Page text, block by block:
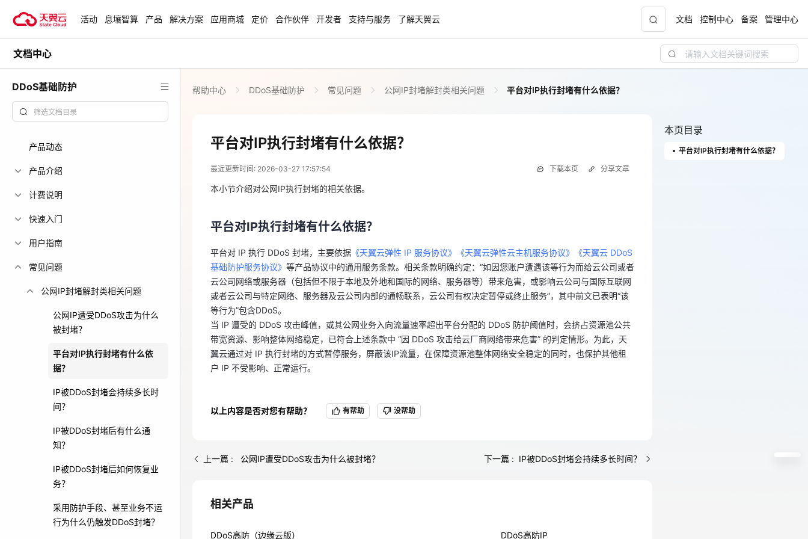
试用，产品折扣等，助您降本增
安全隔离版OpenClaw NEW 聚力AI赋能 天翼云大模型专项 青云志云端助力计划
企业出海解决方案
助力您的业务扬帆出海，通达全球！
天翼云信创专区
“一云多芯、一云多态”,国产化软件全面适配，
国家云助力中小企业腾飞，高额上云补贴重磅
爆款云主机全场特惠，2核4G只要1.8折起！
免费活动
免费试用中心
多款云产品免费试用，快来开启云上之旅 您的洞察，重塑科技边界
活动 息壤智算 产品 解决方案 应用商城 定价 合作伙伴 开发者 支持与服务 了解天翼云 文档 控制中心 备案 管理中心
文档中心
DDoS基础防护
产品动态
产品介绍
计费说明
快速入门
用户指南
常见问题
公网IP封堵解封类相关问题
公网IP遭受DDoS攻击为什么
被封堵？
平台对IP执行封堵有什么依
据？
IP被DDoS封堵会持续多长时
间？
IP被DDoS封堵后有什么通
知？
IP被DDoS封堵后如何恢复业
务？
采用防护手段、甚至业务不运
行为什么仍触发DDoS封堵？
帮助中心 DDoS基础防护 常见问题 公网IP封堵解封类相关问题 平台对IP执行封堵有什么依据？
平台对IP执行封堵有什么依据？
最近更新时间: 2026-03-27 17:57:54 下载本页
平台对IP执行封堵有什么依据？
2026-03-27 09:57:54
平台对IP执行封堵有什么依据？
基础防护服务协议》等产品协议中的通用服务条款。相关条款明确约定：“如因您账户遭遇该等行为而给云公司或者
或者云公司与特定网络、服务器及云公司内部的通畅联系，云公司有权决定暂停或终止服务”，其中前文已表明“该
等行为”包含DDoS。
当 IP 遭受的 DDoS 攻击峰值，或其公网业务入向流量速率超出平台分配的 DDoS 防护阈值时，会挤占资源池公共
带宽资源、影响整体网络稳定，已符合上述条款中 “因 DDoS 攻击给云厂商网络带来危害” 的判定情形。为此，天
翼云通过对 IP 执行封堵的方式暂停服务，屏蔽该IP流量，在保障资源池整体网络安全稳定的同时，也保护其他租
户 IP 不受影响、正常运行。
分享文章
本小节介绍对公网IP执行封堵的相关依据。
平台对IP执行封堵有什么依据？
平台对 IP 执行 DDoS 封堵，主要依据 《天翼云弹性 IP 服务协议》 《天翼云弹性云主机服务协议》
《天翼云 DDoS
基础防护服务协议》 等产品协议中的通用服务条款。相关条款明确约定：“如因您账户遭遇该等行为而给云公司或者
云公司网络或服务器（包括但不限于本地及外地和国际的网络、服务器等）带来危害，或影响云公司与国际互联网
或者云公司与特定网络、服务器及云公司内部的通畅联系，云公司有权决定暂停或终止服务”，其中前文已表明“该
等行为”包含DDoS。
当 IP 遭受的 DDoS 攻击峰值，或其公网业务入向流量速率超出平台分配的 DDoS 防护阈值时，会挤占资源池公共
带宽资源、影响整体网络稳定，已符合上述条款中 “因 DDoS 攻击给云厂商网络带来危害” 的判定情形。为此，天
翼云通过对 IP 执行封堵的方式暂停服务，屏蔽该IP流量，在保障资源池整体网络安全稳定的同时，也保护其他租
户 IP 不受影响、正常运行。
以上内容是否对您有帮助？ 有帮助 没帮助
上一篇 : 公网IP遭受DDoS攻击为什么被封堵？ 下一篇 : IP被DDoS封堵会持续多长时间？
相关产品
DDoS高防（边缘云版） DDoS高防IP
本页目录
平台对IP执行封堵有什么依据？